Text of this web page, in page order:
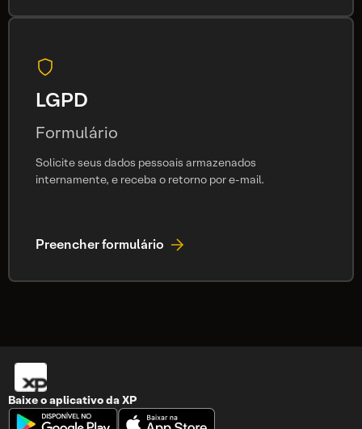
LGPD
Formulário
Solicite seus dados pessoais armazenados
internamente, e receba o retorno por e-mail.
Preencher formulário
Baixe o aplicativo daXP